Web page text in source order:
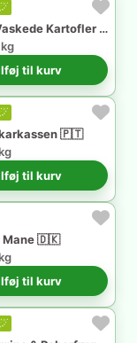
Øko Nye Vaskede Kartofler 🇩🇰
til kurv
🇵🇹
til kurv
Mane 🇩🇰
til kurv